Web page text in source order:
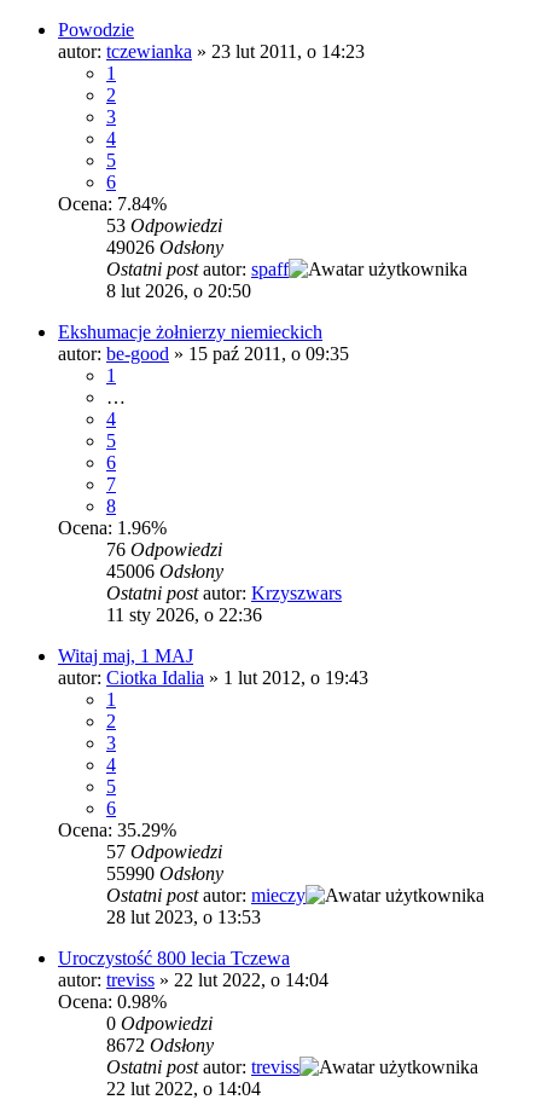
Powodzie
autor: tczewianka » 23 lut 2011, o 14:23
1
2
3
4
5
6
Ocena: 7.84%
53 Odpowiedzi
49026 Odsłony
Ostatni postautor: spaff
8 lut 2026, o 20:50
Ekshumacje żołnierzy niemieckich
autor: be-good » 15 paź 2011, o 09:35
1
…
4
5
6
7
8
Ocena: 1.96%
76 Odpowiedzi
45006 Odsłony
Ostatni postautor: Krzyszwars
11 sty 2026, o 22:36
Witaj maj, 1 MAJ
autor: Ciotka Idalia » 1 lut 2012, o 19:43
1
2
3
4
5
6
Ocena: 35.29%
57 Odpowiedzi
55990 Odsłony
Ostatni postautor: mieczy
28 lut 2023, o 13:53
Uroczystość 800 lecia Tczewa
autor: treviss » 22 lut 2022, o 14:04
Ocena: 0.98%
0 Odpowiedzi
8672 Odsłony
Ostatni postautor: treviss
22 lut 2022, o 14:04